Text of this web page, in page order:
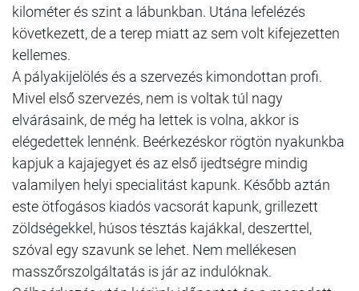
kilométer és szint a lábunkban. Utána lefelézés
következett, de a terep miatt az sem volt kifejezetten
kellemes.
A pályakijelölés és a szervezés kimondottan profi.
Mivel első szervezés, nem is voltak túl nagy
elvárásaink, de még ha lettek is volna, akkor is
elégedettek lennénk. Beérkezéskor rögtön nyakunkba
kapjuk a kajajegyet és az első ijedtségre mindig
valamilyen helyi specialitást kapunk. Később aztán
este ötfogásos kiadós vacsorát kapunk, grillezett
zöldségekkel, húsos tésztás kajákkal, deszerttel,
szóval egy szavunk se lehet. Nem mellékesen
masszőrszolgáltatás is jár az indulóknak.